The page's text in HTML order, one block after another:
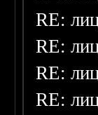
RE:
RE:
RE:
RE: